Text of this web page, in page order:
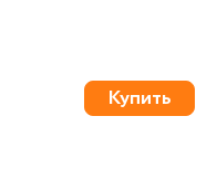
Купить